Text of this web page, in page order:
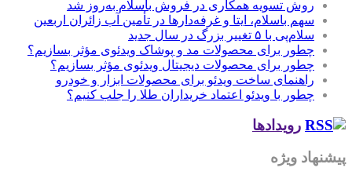
روش تسویه همکاری در فروش باسلام به‌روز شد
سهم باسلام، ایتا و غرفه‌دارها در تأمین آب زائران اربعین
سلام‌پی با ۵ تغییر بزرگ در سال جدید
چطور برای محصولات مد و پوشاک ویدئوی مؤثر بسازیم؟
چطور برای محصولات دیجیتال ویدئوی مؤثر بسازیم؟
راهنمای ساخت ویدئو برای محصولات ابزار و خودرو
چطور با ویدئو اعتماد خریداران طلا را جلب کنیم؟
رویدادها
پیشنهاد ویژه